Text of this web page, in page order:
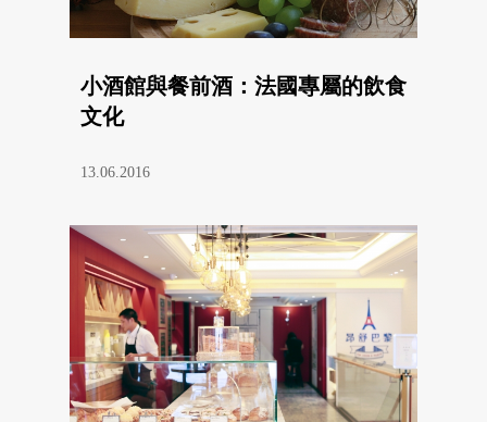
小酒館與餐前酒：法國專屬的飲食
文化
13.06.2016